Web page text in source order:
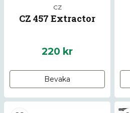
CZ
CZ 457 Extractor
220 kr
Bevaka